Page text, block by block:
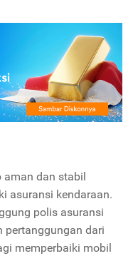
aman dan stabil
asuransi kendaraan.
polis asuransi
pertanggungan dari
memperbaiki mobil